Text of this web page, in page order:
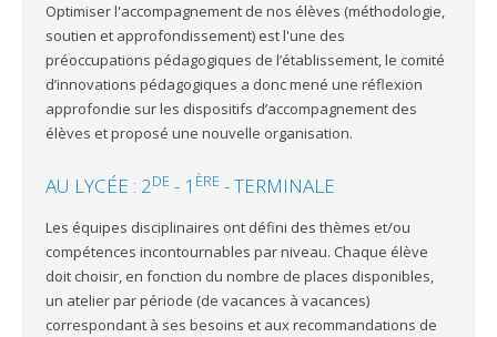
Optimiser l'accompagnement de nos élèves (méthodologie,
soutien et approfondissement) est l'une des
préoccupations pédagogiques de l’établissement, le comité
d’innovations pédagogiques a donc mené une réflexion
approfondie sur les dispositifs d’accompagnement des
élèves et proposé une nouvelle organisation.
AU LYCÉE : 2DE - 1 ÈRE - TERMINALE
Les équipes disciplinaires ont défini des thèmes et/ou
compétences incontournables par niveau. Chaque élève
doit choisir, en fonction du nombre de places disponibles,
un atelier par période (de vacances à vacances)
correspondant à ses besoins et aux recommandations de